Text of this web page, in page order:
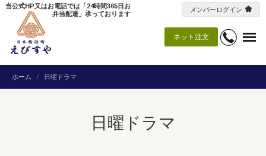
ネット注文
当公式HP又はお電話では「24時間365日お
弁当配達」承っております
メンバーログイン
ホーム 日曜ドラマ
日曜ドラマ